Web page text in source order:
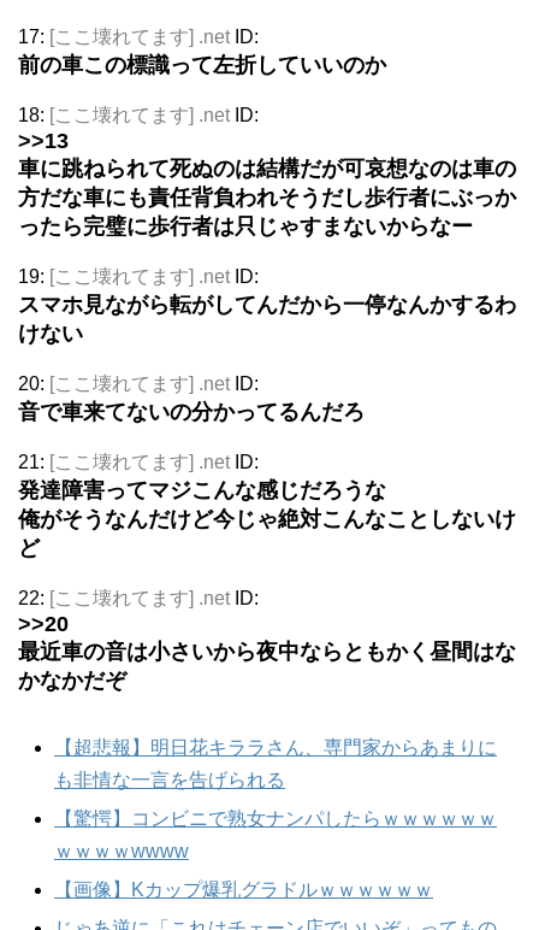
17: [ここ壊れてます] .net ID:
前の車この標識って左折していいのか
18: [ここ壊れてます] .net ID:
>>13
車に跳ねられて死ぬのは結構だが可哀想なのは車の
方だな車にも責任背負われそうだし歩行者にぶっか
ったら完璧に歩行者は只じゃすまないからなー
19: [ここ壊れてます] .net ID:
スマホ見ながら転がしてんだから一停なんかするわ
けない
20: [ここ壊れてます] .net ID:
音で車来てないの分かってるんだろ
21: [ここ壊れてます] .net ID:
発達障害ってマジこんな感じだろうな
俺がそうなんだけど今じゃ絶対こんなことしないけ
ど
22: [ここ壊れてます] .net ID:
>>20
最近車の音は小さいから夜中ならともかく昼間はな
かなかだぞ
【超悲報】明日花キララさん、専門家からあまりに
も非情な一言を告げられる
【驚愕】コンビニで熟女ナンパしたらｗｗｗｗｗｗ
ｗｗｗｗwwww
【画像】Kカップ爆乳グラドルｗｗｗｗｗｗ